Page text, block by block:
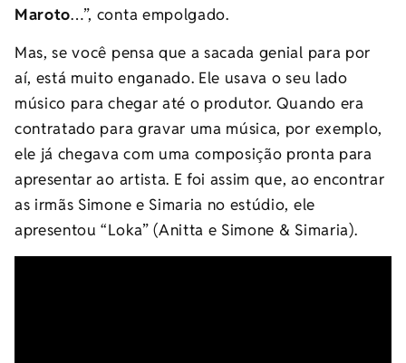
Maroto…”, conta empolgado.
Mas, se você pensa que a sacada genial para por
aí, está muito enganado. Ele usava o seu lado
músico para chegar até o produtor. Quando era
contratado para gravar uma música, por exemplo,
ele já chegava com uma composição pronta para
apresentar ao artista. E foi assim que, ao encontrar
as irmãs Simone e Simaria no estúdio, ele
apresentou “Loka” (Anitta e Simone & Simaria).